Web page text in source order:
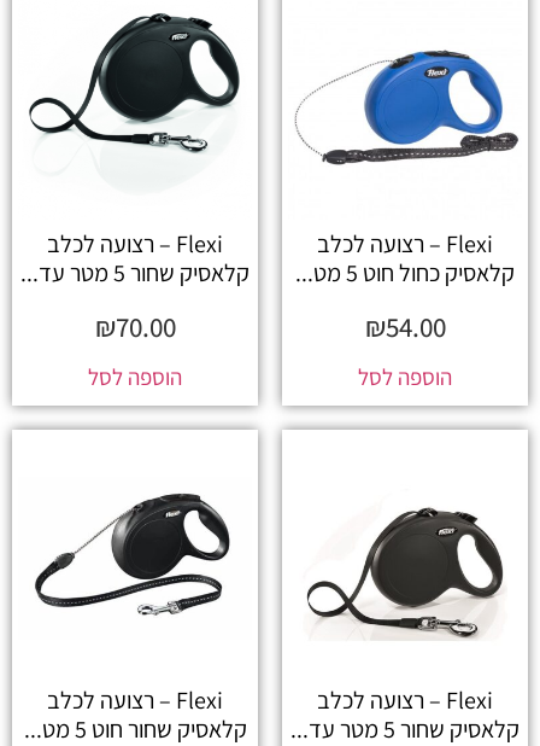
Flexi – רצועה לכלב
קלאסיק כחול חוט 5 מט...
₪54.00
הוספה לסל
Flexi – רצועה לכלב
קלאסיק שחור 5 מטר עד...
₪70.00
הוספה לסל
Flexi – רצועה לכלב
קלאסיק שחור 5 מטר עד...
Flexi – רצועה לכלב
קלאסיק שחור חוט 5 מט...